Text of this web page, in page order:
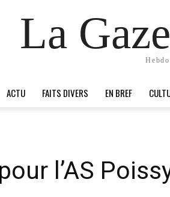
La
ACTU FAITS DIVERS EN BREF
l’AS